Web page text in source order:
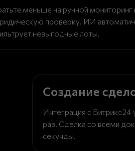
меньше на ручной мониторинг
проверку. ИИ
невыгодные лоты.
Создание
Интеграция с
раз. Сделка со всеми
секунды.